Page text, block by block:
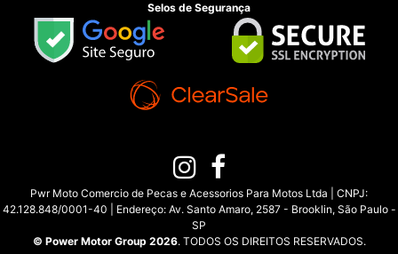
Selos de Segurança
Pwr Moto Comercio de Pecas e Acessorios Para Motos Ltda | CNPJ:
42.128.848/0001-40 | Endereço: Av. Santo Amaro, 2587 - Brooklin, São Paulo -
SP
© Power Motor Group 2026. TODOS OS DIREITOS RESERVADOS.